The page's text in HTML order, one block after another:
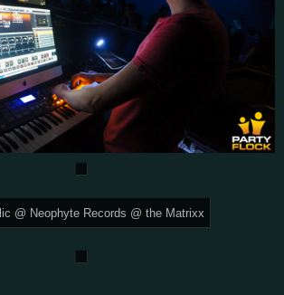
@ Neophyte Records @ the Matrixx